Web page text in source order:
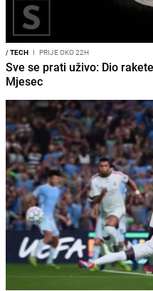
/TECH I PRIJE OKO 22H
Sve se prati uživo: Dio
Mjesec